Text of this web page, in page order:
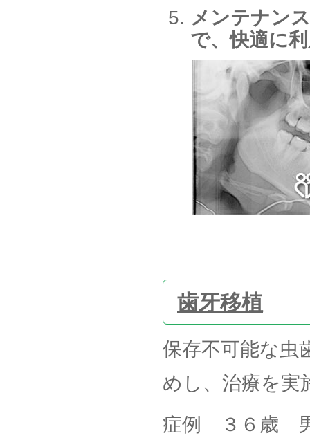
メンテナン
で、快適に
歯牙移植
保存不可能な虫
めし、治療を実
症例 ３６歳